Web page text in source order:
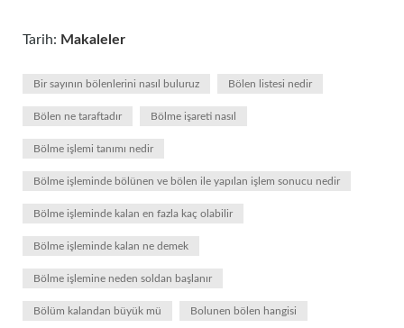
Tarih: Makaleler
Bir sayının bölenlerini nasıl buluruz Bölen listesi nedir
Bölen ne taraftadır Bölme işareti nasıl
Bölme işlemi tanımı nedir
Bölme işleminde bölünen ve bölen ile yapılan işlem sonucu nedir
Bölme işleminde kalan en fazla kaç olabilir
Bölme işleminde kalan ne demek
Bölme işlemine neden soldan başlanır
Bölüm kalandan büyük mü Bolunen bölen hangisi